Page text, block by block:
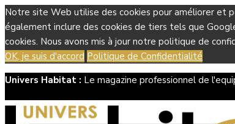
Notre site Web utilise des cookies pour améliorer et
également inclure des cookies de tiers tels que
cookies. Nous avons mis à jour notre politique de
OK, je suis d'accord Politique de Confidentialité
Univers Habitat : Le magazine professionnel de
Boutique